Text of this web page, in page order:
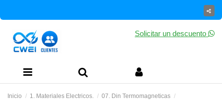
Solicitar un descuento
Inicio 1. Materiales Electricos. 07. Din Termomagneticas